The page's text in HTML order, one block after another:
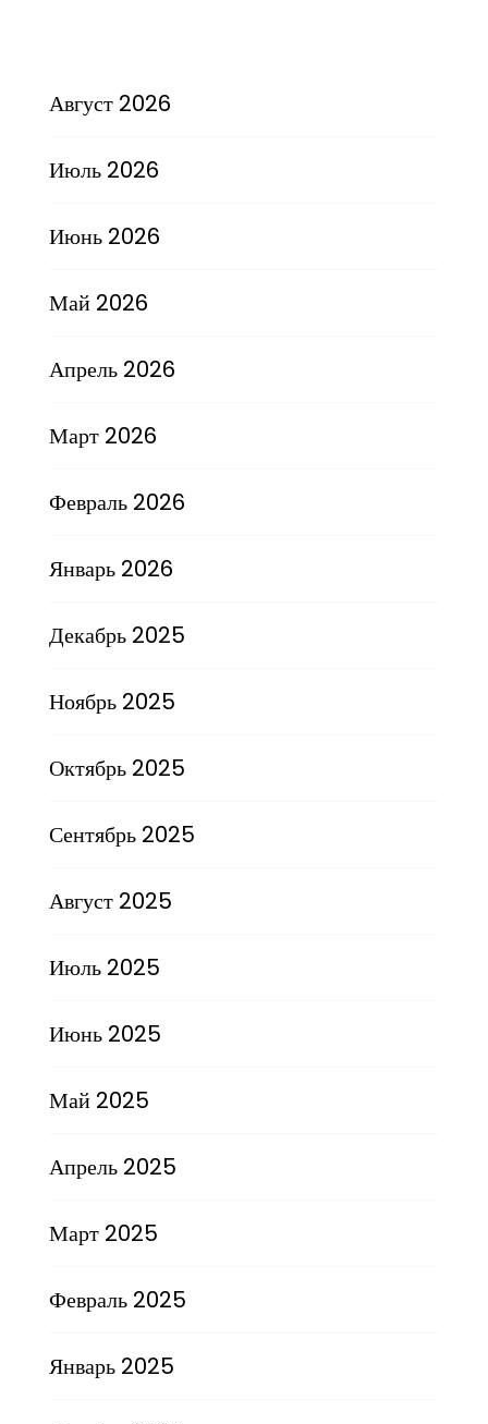
Август 2026
Июль 2026
Июнь 2026
Май 2026
Апрель 2026
Март 2026
Февраль 2026
Январь 2026
Декабрь 2025
Ноябрь 2025
Октябрь 2025
Сентябрь 2025
Август 2025
Июль 2025
Июнь 2025
Май 2025
Апрель 2025
Март 2025
Февраль 2025
Январь 2025